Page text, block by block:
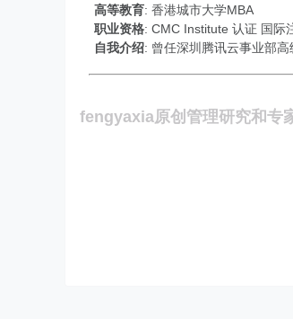
高等教育: 香港城市大学MBA
职业资格: CMC Institute 认证 国际
自我介绍: 曾任深圳腾讯云事业部
fengyaxia原创管理研究和专